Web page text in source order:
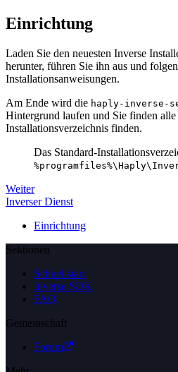
Einrichtung
Laden Sie den neuesten Inverse
herunter, führen Sie ihn aus und
Installationsanweisungen.
Am Ende wird die haply-inverse-
Hintergrund laufen und Sie finden
Installationsverzeichnis finden.
Das Standard-
Weiter
Inverser Dienst
Einrichtung
Sektionen
Schnellstart
Inverse SDK
FAQ
Gemeinschaft
Forum